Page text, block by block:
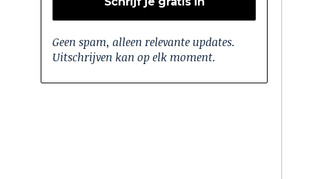
Geen spam, alleen relevante updates.
Uitschrijven kan op elk moment.